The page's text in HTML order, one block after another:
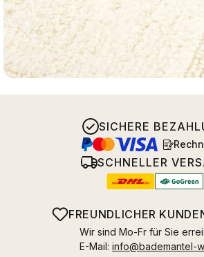
SICHERE
SCHNELLER
FREUNDLICHER
Wir sind Mo-Fr für Sie
E-Mail: info@bademantel-